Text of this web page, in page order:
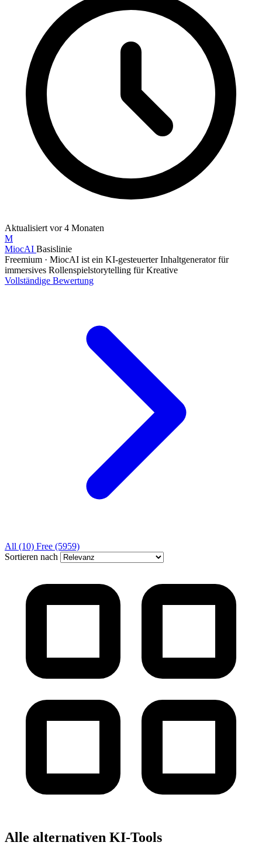
Aktualisiert vor 4 Monaten
M
MiocAI Basislinie
Freemium · MiocAI ist ein KI-gesteuerter Inhaltgenerator für
immersives Rollenspielstorytelling für Kreative
Vollständige Bewertung
All (10) Free (5959)
Sortieren nach
Alle alternativen KI-Tools